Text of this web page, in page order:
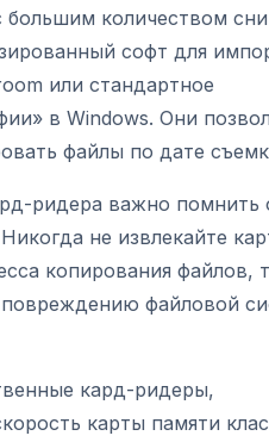
большим количеством
софт для
или стандартное
в Windows. Они
файлы по дате
ридера важно помнить
не извлекайте
копирования файлов,
файловой
кард-ридеры,
карты памяти